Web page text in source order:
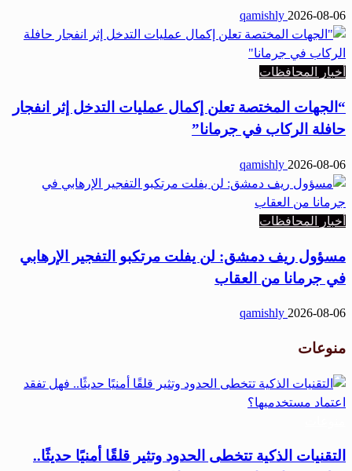
qamishly 2026-08-06
أخبار المحافظات
“الجهات المختصة تعلن إكمال عمليات التدخل إثر انفجار
حافلة الركاب في جرمانا”
qamishly 2026-08-06
أخبار المحافظات
مسؤول ريف دمشق: لن يفلت مرتكبو التفجير الإرهابي
في جرمانا من العقاب
qamishly 2026-08-06
منوعات
التقنيات الذكية تتخطى الحدود وتثير قلقًا أمنيًا حديثًا..